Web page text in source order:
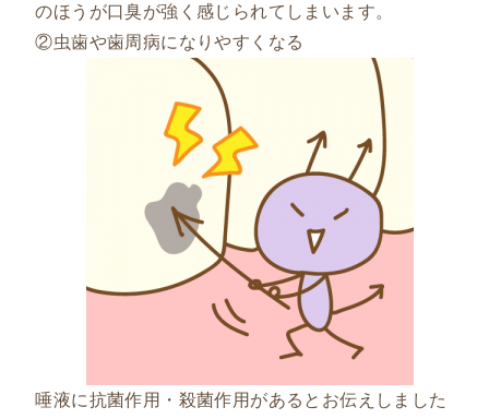
のほうが口臭が強く感じられてしまいます。
②虫歯や歯周病になりやすくなる
唾液に抗菌作用・殺菌作用があるとお伝えしました